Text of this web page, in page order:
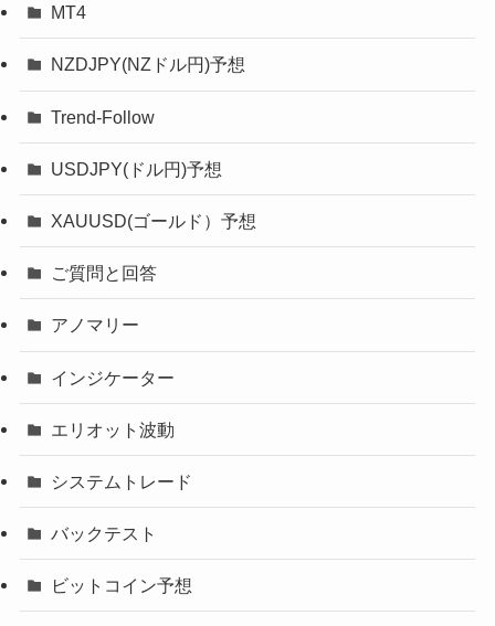
MT4
NZDJPY(NZドル円)予想
Trend-Follow
USDJPY(ドル円)予想
XAUUSD(ゴールド）予想
ご質問と回答
アノマリー
インジケーター
エリオット波動
システムトレード
バックテスト
ビットコイン予想